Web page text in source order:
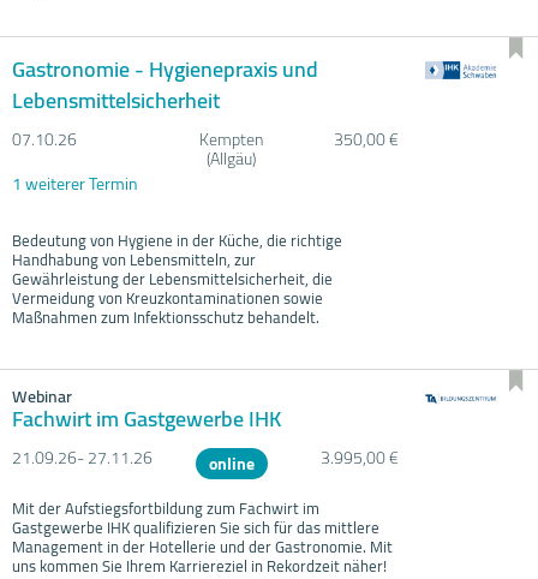
Gastronomie - Hygienepraxis und
Lebensmittelsicherheit
07.10.26 Kempten
(Allgäu)
350,00 €
1 weiterer Termin
Bedeutung von Hygiene in der Küche, die richtige
Handhabung von Lebensmitteln, zur
Gewährleistung der Lebensmittelsicherheit, die
Vermeidung von Kreuzkontaminationen sowie
Maßnahmen zum Infektionsschutz behandelt.
Webinar
Fachwirt im Gastgewerbe IHK
21.09.26- 27.11.26 online 3.995,00 €
Mit der Aufstiegsfortbildung zum Fachwirt im
Gastgewerbe IHK qualifizieren Sie sich für das mittlere
Management in der Hotellerie und der Gastronomie. Mit
uns kommen Sie Ihrem Karriereziel in Rekordzeit näher!